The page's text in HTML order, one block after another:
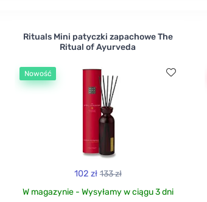
Rituals Mini patyczki zapachowe The
Ritual of Ayurveda
Nowość
102 zł 133 zł
W magazynie - Wysyłamy w ciągu 3 dni